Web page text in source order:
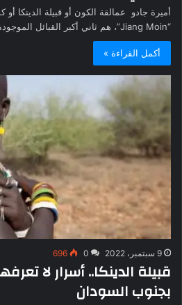
أميرة جادو عمالقة الكون أو قبيلة الدينكا
“Jiang Moin”، هم ثاني أكبر القبائل الموجودة بجنوب…
أكمل القراءة »
9 سبتمبر، 2022 0
696
قبيلة الدينكا.. أسرار لا
بجنوب السودان